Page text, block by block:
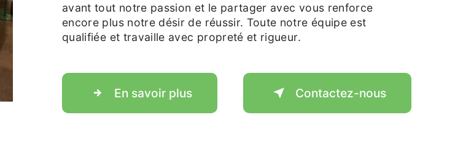
avant tout notre passion et le partager avec vous renforce
encore plus notre désir de réussir. Toute notre équipe est
qualifiée et travaille avec propreté et rigueur.
En savoir plus Contactez-nous